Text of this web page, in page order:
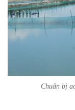
Chuẩn bị